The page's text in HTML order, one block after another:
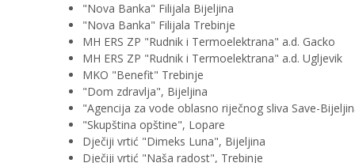
"Nova Banka" Filijala Bijeljina
"Nova Banka" Filijala Trebinje
MH ERS ZP "Rudnik i Termoelektrana" a.d. Gacko
MH ERS ZP "Rudnik i Termoelektrana" a.d. Ugljevik
MKO "Benefit" Trebinje
"Dom zdravlja", Bijeljina
"Agencija za vode oblasno riječnog sliva Save-
"Skupština opštine", Lopare
Dječiji vrtić "Dimeks Luna", Bijeljina
Dječiji vrtić "Naša radost", Trebinje